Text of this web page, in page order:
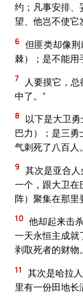
约；凡事安排、
望、他岂不使它
6 但匪类却像
棘）；是不能用
7
人要摸它，
中了。”
8
以下是大卫
巴力）；是三勇
气刺死了八百人。
9 其次是亚合
一个，跟大卫在
阵）聚集在那里
10 他却起来击
一天永恒主成就
剥取死者的财物。
11
其次是哈拉
里有一份田地长